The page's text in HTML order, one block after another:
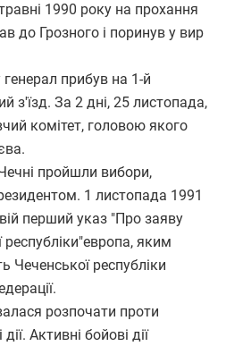
1990 року на прохання
до Грозного і поринув у вир
прибув на 1-й
з'їзд. За 2 дні, 25 листопада,
комітет, головою якого
пройшли вибори,
1 листопада 1991
перший указ "Про заяву
республіки"европа, яким
Чеченської республіки
розпочати проти
Активні бойові дії